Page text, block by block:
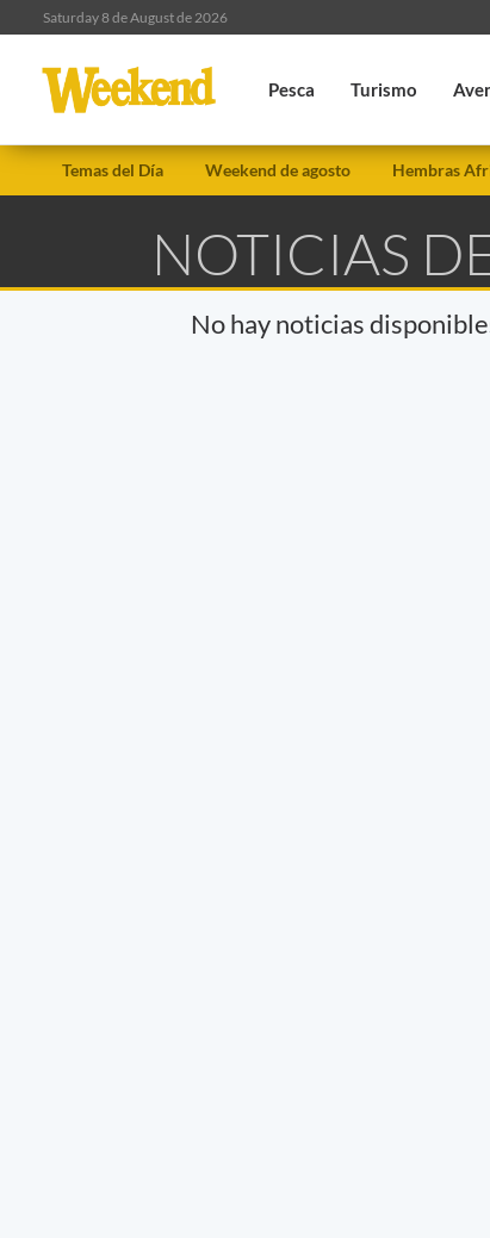
Saturday 8 de August de 2026
Pesca Turismo
Temas del Día Weekend de agosto Hembras
NOTICIAS
No hay noticias